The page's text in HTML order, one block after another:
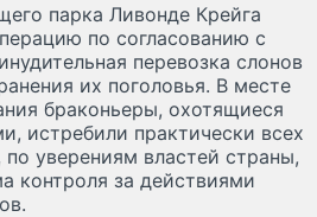
парка Ливонде Крейга
по согласованию с
перевозка слонов
их поголовья. В месте
браконьеры, охотящиеся
истребили практически всех
уверениям властей страны,
контроля за действиями